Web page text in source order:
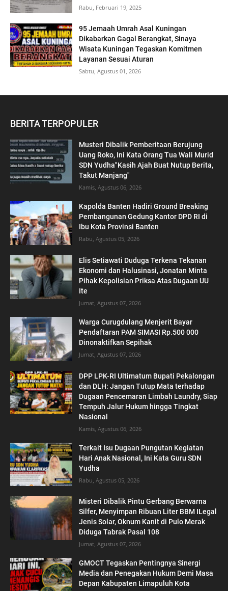
Rabu, Februari 19, 2025
95 Jemaah Umrah Asal Kuningan
Dikabarkan Gagal Berangkat, Sinaya
Wisata Kuningan Tegaskan Komitmen
Layanan Sesuai Aturan
Sabtu, Agustus 01, 2026
BERITA TERPOPULER
Musteri Dibalik Pemberitaan Berujung
Uang Roko, Ini Kata Orang Tua Wali Murid
SDN Yudha"Kasih Ajah Buat Nutup Berita,
Takut Manjang"
Kamis, Agustus 06, 2026
Kapolda Banten Hadiri Ground Breaking
Pembangunan Gedung Kantor DPD RI di
Ibu Kota Provinsi Banten
Rabu, Agustus 05, 2026
Elis Setiawati Duduga Terkena Tekanan
Ekonomi dan Halusinasi, Jonatan Minta
Pihak Kepolisian Priksa Atas Dugaan UU
Ite
Jumat, Agustus 07, 2026
Warga Curugdulang Menjerit Bayar
Pendaftaran PAM SIMASI Rp.500 000
Dinonaktifkan Sepihak
Jumat, Agustus 07, 2026
DPP LPK-RI Ultimatum Bupati Pekalongan
dan DLH: Jangan Tutup Mata terhadap
Dugaan Pencemaran Limbah Laundry, Siap
Tempuh Jalur Hukum hingga Tingkat
Nasional
Kamis, Agustus 06, 2026
Terkait Isu Dugaan Pungutan Kegiatan
Hari Anak Nasional, Ini Kata Guru SDN
Yudha
Rabu, Agustus 05, 2026
Misteri Dibalik Pintu Gerbang Berwarna
Silfer, Menyimpan Ribuan Liter BBM ILegal
Jenis Solar, Oknum Kanit di Pulo Merak
Diduga Tabrak Pasal 108
Jumat, Agustus 07, 2026
GMOCT Tegaskan Pentingnya Sinergi
Media dan Penegakan Hukum Demi Masa
Depan Kabupaten Limapuluh Kota